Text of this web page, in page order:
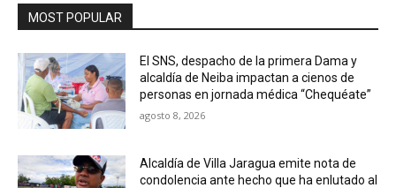
MOST POPULAR
El SNS, despacho de la primera Dama y
alcaldía de Neiba impactan a cienos de
personas en jornada médica “Chequéate”
agosto 8, 2026
Alcaldía de Villa Jaragua emite nota de
condolencia ante hecho que ha enlutado al